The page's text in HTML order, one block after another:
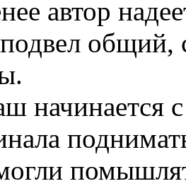
автор
общий,
начинается